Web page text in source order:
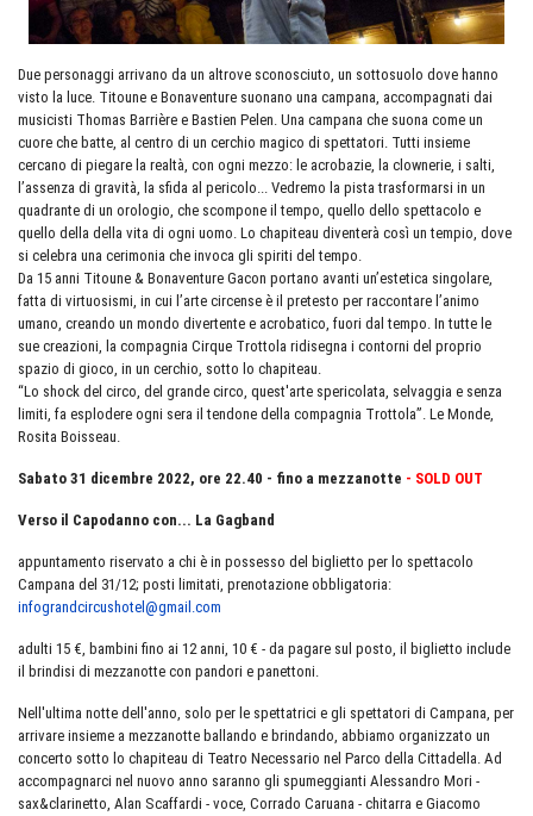
Due personaggi arrivano da un altrove sconosciuto, un sottosuolo dove hanno
visto la luce. Titoune e Bonaventure suonano una campana, accompagnati dai
musicisti Thomas Barrière e Bastien Pelen. Una campana che suona come un
cuore che batte, al centro di un cerchio magico di spettatori. Tutti insieme
cercano di piegare la realtà, con ogni mezzo: le acrobazie, la clownerie, i salti,
l’assenza di gravità, la sfida al pericolo... Vedremo la pista trasformarsi in un
quadrante di un orologio, che scompone il tempo, quello dello spettacolo e
quello della della vita di ogni uomo. Lo chapiteau diventerà così un tempio, dove
si celebra una cerimonia che invoca gli spiriti del tempo.
Da 15 anni Titoune & Bonaventure Gacon portano avanti un’estetica singolare,
fatta di virtuosismi, in cui l’arte circense è il pretesto per raccontare l’animo
umano, creando un mondo divertente e acrobatico, fuori dal tempo. In tutte le
sue creazioni, la compagnia Cirque Trottola ridisegna i contorni del proprio
spazio di gioco, in un cerchio, sotto lo chapiteau.
“Lo shock del circo, del grande circo, quest'arte spericolata, selvaggia e senza
limiti, fa esplodere ogni sera il tendone della compagnia Trottola”. Le Monde,
Rosita Boisseau.
Sabato 31 dicembre 2022, ore 22.40 - fino a mezzanotte - SOLD OUT
Verso il Capodanno con... La Gagband
appuntamento riservato a chi è in possesso del biglietto per lo spettacolo
Campana del 31/12; posti limitati, prenotazione obbligatoria:
infograndcircushotel@gmail.com
adulti 15 €, bambini fino ai 12 anni, 10 € - da pagare sul posto, il biglietto include
il brindisi di mezzanotte con pandori e panettoni.
Nell'ultima notte dell'anno, solo per le spettatrici e gli spettatori di Campana, per
arrivare insieme a mezzanotte ballando e brindando, abbiamo organizzato un
concerto sotto lo chapiteau di Teatro Necessario nel Parco della Cittadella. Ad
accompagnarci nel nuovo anno saranno gli spumeggianti Alessandro Mori -
sax&clarinetto, Alan Scaffardi - voce, Corrado Caruana - chitarra e Giacomo